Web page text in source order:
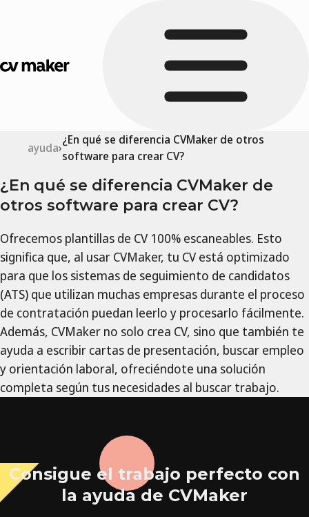
ayuda
¿En qué se diferencia CVMaker de otros
software para crear CV?
¿En qué se diferencia CVMaker de
otros software para crear CV?
Ofrecemos plantillas de CV 100% escaneables. Esto
significa que, al usar CVMaker, tu CV está optimizado
para que los sistemas de seguimiento de candidatos
(ATS) que utilizan muchas empresas durante el proceso
de contratación puedan leerlo y procesarlo fácilmente.
Además, CVMaker no solo crea CV, sino que también te
ayuda a escribir cartas de presentación, buscar empleo
y orientación laboral, ofreciéndote una solución
completa según tus necesidades al buscar trabajo.
Consigue el trabajo perfecto con
la ayuda de CVMaker